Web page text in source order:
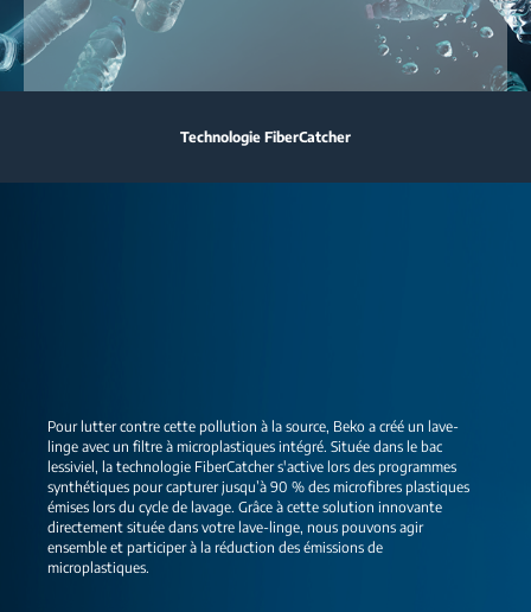
Technologie FiberCatcher
Pour lutter contre cette pollution à la source, Beko a créé un lave-
linge avec un filtre à microplastiques intégré. Située dans le bac
lessiviel, la technologie FiberCatcher s'active lors des programmes
synthétiques pour capturer jusqu’à 90 % des microfibres plastiques
émises lors du cycle de lavage. Grâce à cette solution innovante
directement située dans votre lave-linge, nous pouvons agir
ensemble et participer à la réduction des émissions de
microplastiques.